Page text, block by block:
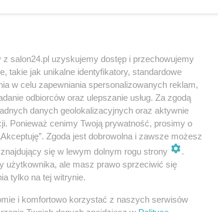
salon24.pl uzyskujemy dostęp i przechowujemy
takie jak unikalne identyfikatory, standardowe
w celu zapewniania spersonalizowanych reklam,
odbiorców oraz ulepszanie usług. Za zgodą
danych geolokalizacyjnych oraz aktywnie
Ponieważ cenimy Twoją prywatność, prosimy o
Zgoda jest dobrowolna i zawsze możesz
się w lewym dolnym rogu strony
.
użytkownika, ale masz prawo sprzeciwić się
tylko na tej witrynie.
i komfortowo korzystać z naszych serwisów